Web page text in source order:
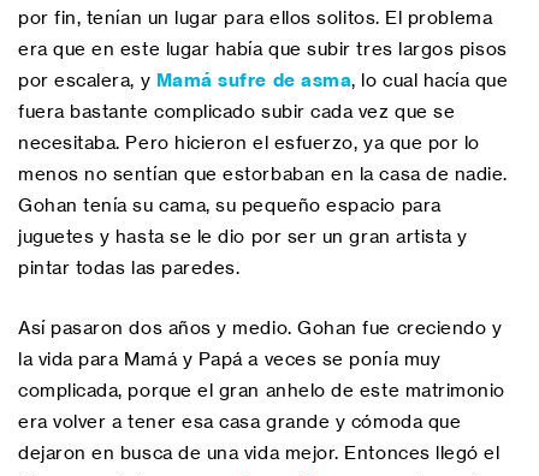
por fin, tenían un lugar para ellos solitos. El problema
era que en este lugar había que subir tres largos pisos
por escalera, y Mamá sufre de asma, lo cual hacía que
fuera bastante complicado subir cada vez que se
necesitaba. Pero hicieron el esfuerzo, ya que por lo
menos no sentían que estorbaban en la casa de nadie.
Gohan tenía su cama, su pequeño espacio para
juguetes y hasta se le dio por ser un gran artista y
pintar todas las paredes.
Así pasaron dos años y medio. Gohan fue creciendo y
la vida para Mamá y Papá a veces se ponía muy
complicada, porque el gran anhelo de este matrimonio
era volver a tener esa casa grande y cómoda que
dejaron en busca de una vida mejor. Entonces llegó el